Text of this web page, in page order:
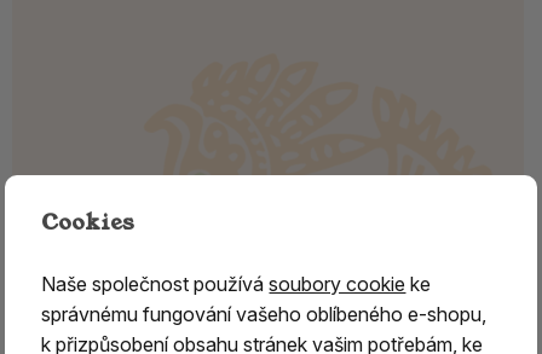
Cookies
Naše společnost používásoubory cookie ke
správnému fungování vašeho oblíbeného e-shopu,
k přizpůsobení obsahu stránek vašim potřebám, ke